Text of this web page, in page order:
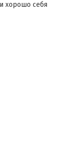
хорошо себя